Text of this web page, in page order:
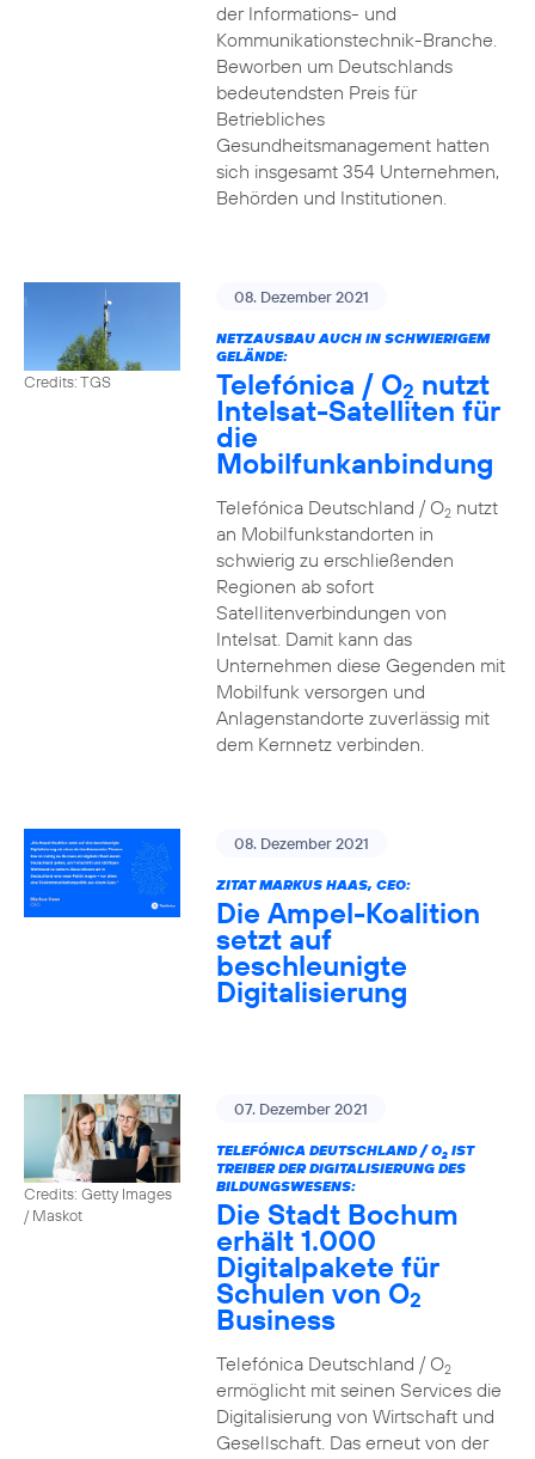
der Informations- und
Kommunikationstechnik-Branche.
Beworben um Deutschlands
bedeutendsten Preis für
Betriebliches
Gesundheitsmanagement hatten
sich insgesamt 354 Unternehmen,
Behörden und Institutionen.
Credits: TGS
08. Dezember 2021
NETZAUSBAU AUCH IN SCHWIERIGEM
GELÄNDE:
Telefónica / O2 nutzt
Intelsat-Satelliten für
die
Mobilfunkanbindung
Telefónica Deutschland / O2nutzt
an Mobilfunkstandorten in
schwierig zu erschließenden
Regionen ab sofort
Satellitenverbindungen von
Intelsat. Damit kann das
Unternehmen diese Gegenden mit
Mobilfunk versorgen und
Anlagenstandorte zuverlässig mit
dem Kernnetz verbinden.
08. Dezember 2021
ZITAT MARKUS HAAS, CEO:
Die Ampel-Koalition
setzt auf
beschleunigte
Digitalisierung
Credits: Getty Images
/ Maskot
07. Dezember 2021
TELEFÓNICA DEUTSCHLAND / O2IST
TREIBER DER DIGITALISIERUNG DES
BILDUNGSWESENS:
Die Stadt Bochum
erhält 1.000
Digitalpakete für
Schulen von O2
Business
Telefónica Deutschland / O2
ermöglicht mit seinen Services die
Digitalisierung von Wirtschaft und
Gesellschaft. Das erneut von der